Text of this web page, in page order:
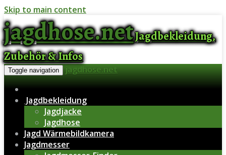
Skip to main content
jagdhose.netJagdbekleidung,
Zubehör & Infos
Toggle navigation jagdhose.net
Jagdbekleidung
Jagdjacke
Jagdhose
Jagd Wärmebildkamera
Jagdmesser